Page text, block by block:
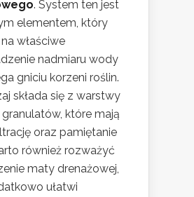
. System ten jest
elementem, który
właściwe
nadmiaru wody
gniciu korzeni roślin.
składa się z warstwy
które mają
oraz pamiętanie
również rozważyć
maty drenażowej,
ułatwi